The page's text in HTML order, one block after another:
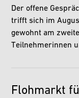
Der offene
trifft sich im
gewohnt am
Teilnehmerinnen
Flohmarkt